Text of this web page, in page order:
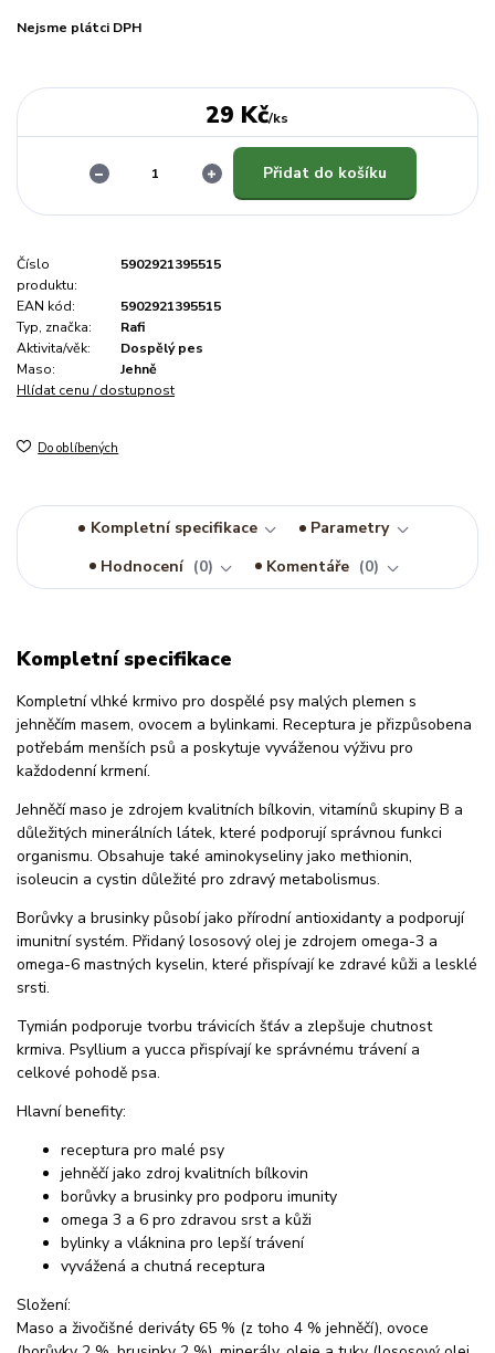
Nejsme plátci DPH
29 Kč/ks
Přidat do košíku
Číslo
produktu:
5902921395515
EAN kód:
5902921395515
Typ, značka:
Rafi
Aktivita/věk:
Dospělý pes
Maso:
Jehně
Hlídat cenu / dostupnost
Do oblíbených
Kompletní specifikace
Parametry
Hodnocení
0 Komentáře 0
Kompletní specifikace
Kompletní vlhké krmivo pro dospělé psy malých plemen s
jehněčím masem, ovocem a bylinkami. Receptura je přizpůsobena
potřebám menších psů a poskytuje vyváženou výživu pro
každodenní krmení.
Jehněčí maso je zdrojem kvalitních bílkovin, vitamínů skupiny B a
důležitých minerálních látek, které podporují správnou funkci
organismu. Obsahuje také aminokyseliny jako methionin,
isoleucin a cystin důležité pro zdravý metabolismus.
Borůvky a brusinky působí jako přírodní antioxidanty a podporují
imunitní systém. Přidaný lososový olej je zdrojem omega-3 a
omega-6 mastných kyselin, které přispívají ke zdravé kůži a lesklé
srsti.
Tymián podporuje tvorbu trávicích šťáv a zlepšuje chutnost
krmiva. Psyllium a yucca přispívají ke správnému trávení a
celkové pohodě psa.
Hlavní benefity:
receptura pro malé psy
jehněčí jako zdroj kvalitních bílkovin
borůvky a brusinky pro podporu imunity
omega 3 a 6 pro zdravou srst a kůži
bylinky a vláknina pro lepší trávení
vyvážená a chutná receptura
Složení:
Maso a živočišné deriváty 65 % (z toho 4 % jehněčí), ovoce